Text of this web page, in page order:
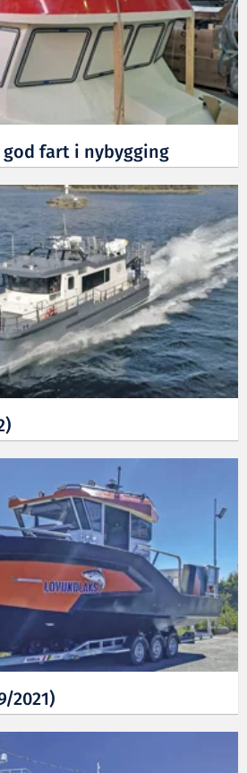
fart i nybygging